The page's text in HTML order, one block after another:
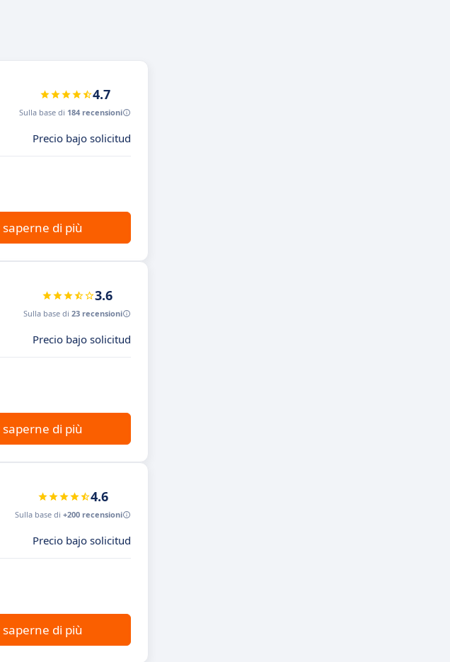
4.7
Sulla base di 184 recensioni
Precio bajo solicitud
saperne di più
3.6
Sulla base di 23 recensioni
Precio bajo solicitud
saperne di più
4.6
Sulla base di +200 recensioni
Precio bajo solicitud
saperne di più